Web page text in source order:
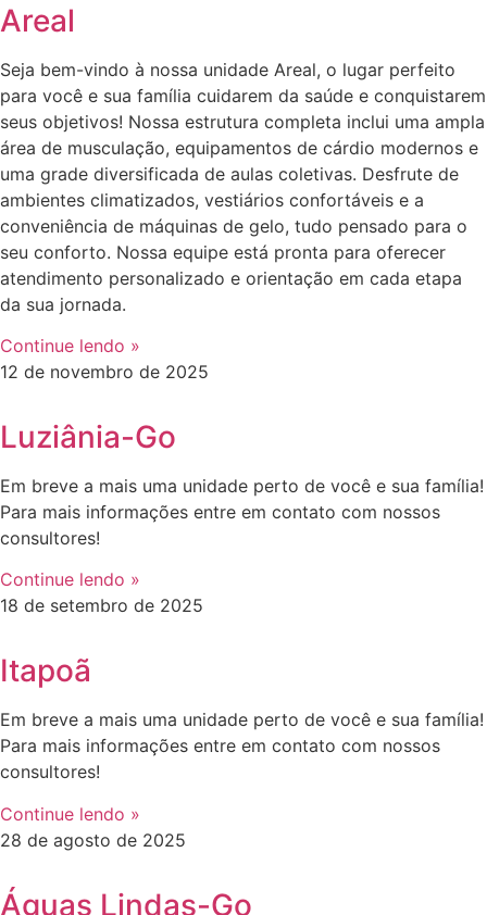
Areal
Seja bem-vindo à nossa unidade Areal, o lugar perfeito
para você e sua família cuidarem da saúde e conquistarem
seus objetivos! Nossa estrutura completa inclui uma ampla
área de musculação, equipamentos de cárdio modernos e
uma grade diversificada de aulas coletivas. Desfrute de
ambientes climatizados, vestiários confortáveis e a
conveniência de máquinas de gelo, tudo pensado para o
seu conforto. Nossa equipe está pronta para oferecer
atendimento personalizado e orientação em cada etapa
da sua jornada.
Continue lendo »
12 de novembro de 2025
Luziânia-Go
Em breve a mais uma unidade perto de você e sua família!
Para mais informações entre em contato com nossos
consultores!
Continue lendo »
18 de setembro de 2025
Itapoã
Em breve a mais uma unidade perto de você e sua família!
Para mais informações entre em contato com nossos
consultores!
Continue lendo »
28 de agosto de 2025
Águas Lindas-Go